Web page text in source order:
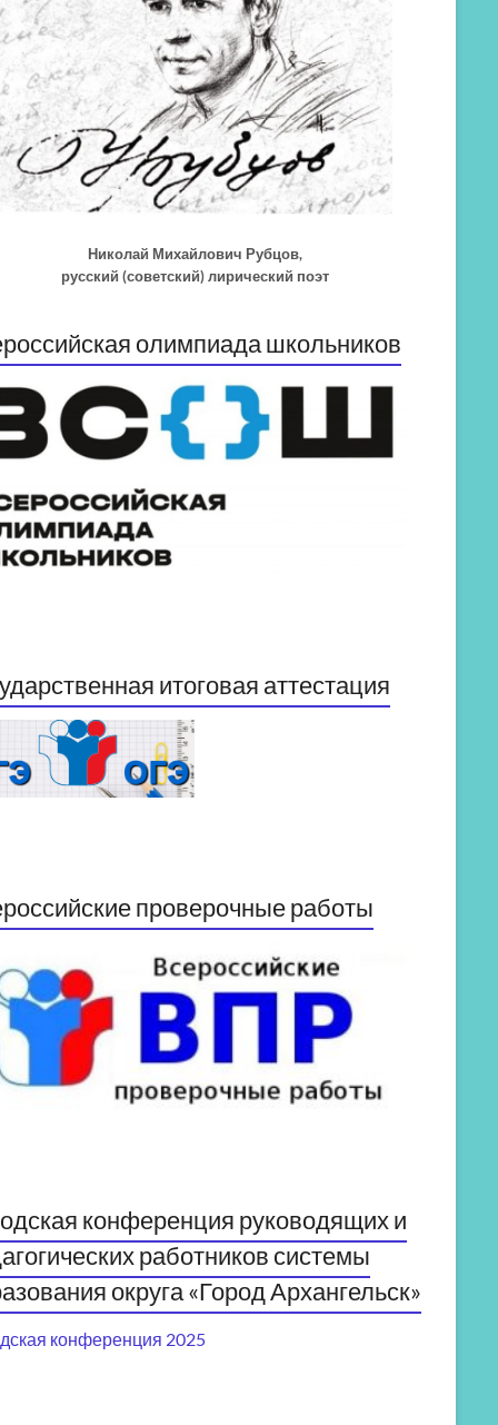
Николай Михайлович Рубцов,
русский (советский) лирический поэт
олимпиада школьников
итоговая аттестация
проверочные работы
конференция руководящих и
работников системы
округа «Город Архангельск»
конференция 2025